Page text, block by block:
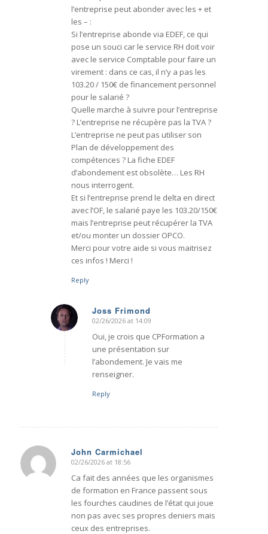
l’entreprise peut abonder avec les + et
les – :
Si l’entreprise abonde via EDEF, ce qui
pose un souci car le service RH doit voir
avec le service Comptable pour faire un
virement : dans ce cas, il n’y a pas les
103.20 / 150€ de financement personnel
pour le salarié ?
Quelle marche à suivre pour l’entreprise
? L’entreprise ne récupère pas la TVA ?
L’entreprise ne peut pas utiliser son
Plan de développement des
compétences ? La fiche EDEF
d’abondement est obsolète… Les RH
nous interrogent.
Et si l’entreprise prend le delta en direct
avec l’OF, le salarié paye les 103.20/150€
mais l’entreprise peut récupérer la TVA
et/ou monter un dossier OPCO.
Merci pour votre aide si vous maitrisez
ces infos ! Merci !
Reply
Joss Frimond
says:
02/26/2026 at 14:09
Oui, je crois que CPFormation a
une présentation sur
l’abondement. Je vais me
renseigner.
Reply
John Carmichael
says:
02/26/2026 at 18:56
Ca fait des années que les organismes
de formation en France passent sous
les fourches caudines de l’état qui joue
non pas avec ses propres deniers mais
ceux des entreprises.